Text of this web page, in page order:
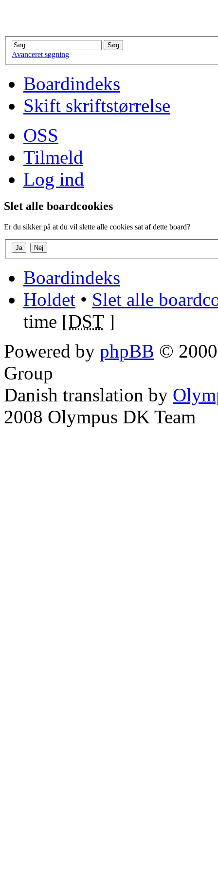
Avanceret søgning
Boardindeks
Skift skriftstørrelse
OSS
Tilmeld
Log ind
Slet alle boardcookies
Er du sikker på at du vil slette alle cookies sat af dette board?
Boardindeks
Holdet • Slet alle
time [DST]
Powered by phpBB ©
Group
Danish translation by
2008 Olympus DK Team